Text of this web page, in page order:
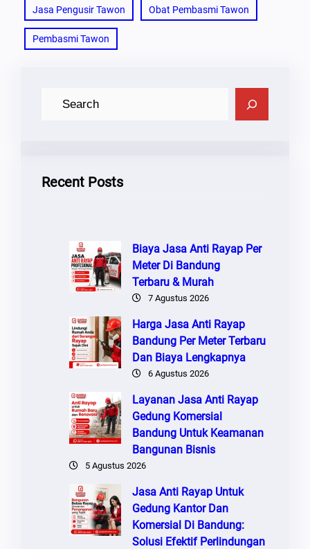
Jasa Pengusir Tawon Obat Pembasmi Tawon
Pembasmi Tawon
Recent Posts
Biaya Jasa Anti Rayap Per
Meter Di Bandung
Terbaru & Murah
7 Agustus 2026
Harga Jasa Anti Rayap
Bandung Per Meter Terbaru
Dan Biaya Lengkapnya
6 Agustus 2026
Layanan Jasa Anti Rayap
Gedung Komersial
Bandung Untuk Keamanan
Bangunan Bisnis
5 Agustus 2026
Jasa Anti Rayap Untuk
Gedung Kantor Dan
Komersial Di Bandung:
Solusi Efektif Perlindungan